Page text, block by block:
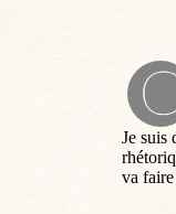
Je suis
va